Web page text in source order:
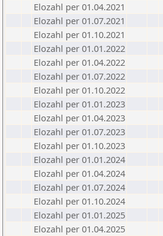
Elozahl per 01.04.2021
Elozahl per 01.07.2021
Elozahl per 01.10.2021
Elozahl per 01.01.2022
Elozahl per 01.04.2022
Elozahl per 01.07.2022
Elozahl per 01.10.2022
Elozahl per 01.01.2023
Elozahl per 01.04.2023
Elozahl per 01.07.2023
Elozahl per 01.10.2023
Elozahl per 01.01.2024
Elozahl per 01.04.2024
Elozahl per 01.07.2024
Elozahl per 01.10.2024
Elozahl per 01.01.2025
Elozahl per 01.04.2025